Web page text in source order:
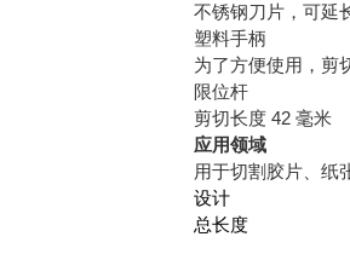
不锈钢刀片，可延
塑料手柄
为了方便使用，剪
限位杆
剪切长度 42 毫米
应用领域
用于切割胶片、纸
设计
总长度